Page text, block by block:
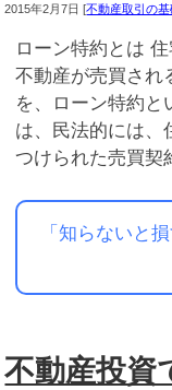
2015年2月7日 [不動産取引の
ローン特約とは
不動産が売買され
を、ローン特約と
は、民法的には、
つけられた売買契
「知らないと
不動産投資